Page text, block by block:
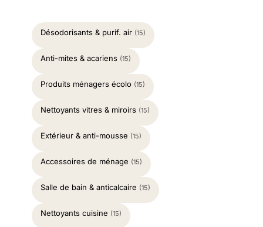
Désodorisants & purif. air (15)
Anti-mites & acariens (15)
Produits ménagers écolo (15)
Nettoyants vitres & miroirs (15)
Extérieur & anti-mousse (15)
Accessoires de ménage (15)
Salle de bain & anticalcaire (15)
Nettoyants cuisine (15)